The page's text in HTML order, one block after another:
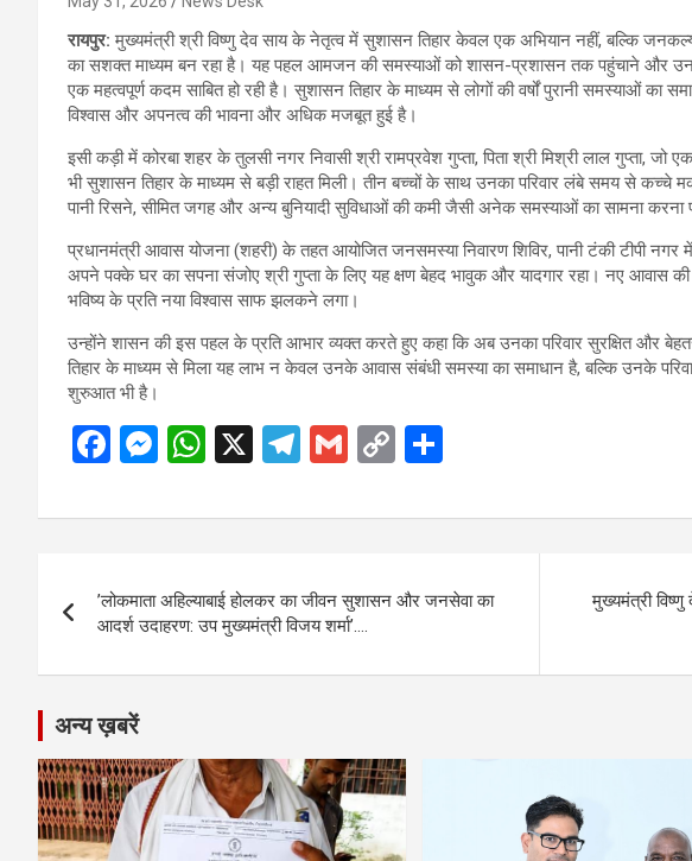
रायपुर:मुख्यमंत्री श्री विष्णु देव साय के नेतृत्व में सुशासन तिहार केवल एक अभियान नहीं, बल्कि
का सशक्त माध्यम बन रहा है। यह पहल आमजन की समस्याओं को शासन-प्रशासन तक पहुंचाने और
एक महत्वपूर्ण कदम साबित हो रही है। सुशासन तिहार के माध्यम से लोगों की वर्षों पुरानी समस्याओं का
विश्वास और अपनत्व की भावना और अधिक मजबूत हुई है।
इसी कड़ी में कोरबा शहर के तुलसी नगर निवासी श्री रामप्रवेश गुप्ता, पिता श्री मिश्री लाल गुप्ता, जो
भी सुशासन तिहार के माध्यम से बड़ी राहत मिली। तीन बच्चों के साथ उनका परिवार लंबे समय से कच्चे
पानी रिसने, सीमित जगह और अन्य बुनियादी सुविधाओं की कमी जैसी अनेक समस्याओं का सामना करना
प्रधानमंत्री आवास योजना (शहरी) के तहत आयोजित जनसमस्या निवारण शिविर, पानी टंकी टीपी नगर
अपने पक्के घर का सपना संजोए श्री गुप्ता के लिए यह क्षण बेहद भावुक और यादगार रहा। नए आवास
भविष्य के प्रति नया विश्वास साफ झलकने लगा।
उन्होंने शासन की इस पहल के प्रति आभार व्यक्त करते हुए कहा कि अब उनका परिवार सुरक्षित और
तिहार के माध्यम से मिला यह लाभ न केवल उनके आवास संबंधी समस्या का समाधान है, बल्कि उनके
शुरुआत भी है।
F
ce
o
o
k
M
se
g
er
W
at
A
p
p
X
T
e
a
m
G
ail
C
py
n
ar
navigation
’लोकमाता अहिल्याबाई होलकर का जीवन सुशासन और जनसेवा का
आदर्श उदाहरण: उप मुख्यमंत्री विजय शर्मा’….
मुख्यमंत्री
अन्य ख़बरें